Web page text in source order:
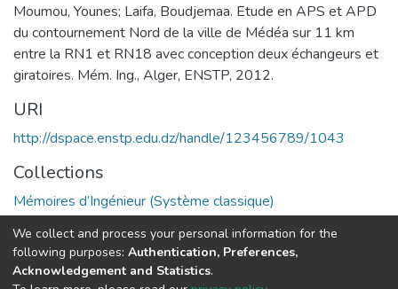
Moumou, Younes; Laifa, Boudjemaa. Etude en APS et APD
du contournement Nord de la ville de Médéa sur 11 km
entre la RN1 et RN18 avec conception deux échangeurs et
giratoires. Mém. Ing., Alger, ENSTP, 2012.
URI
http://dspace.enstp.edu.dz/handle/123456789/1043
Collections
Mémoires d’Ingénieur (Système classique)
Full item page
We collect and process your personal information for the
following purposes: Authentication, Preferences,
Acknowledgement and Statistics.